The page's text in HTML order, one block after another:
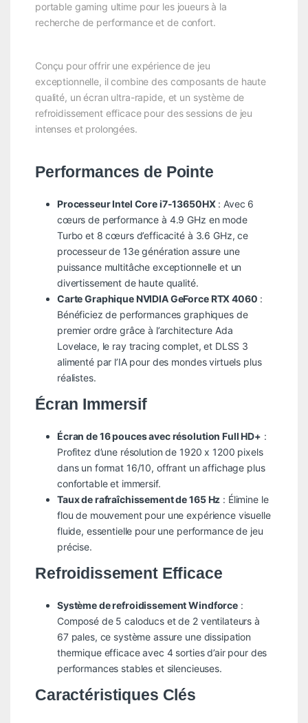
portable gaming ultime pour les joueurs à la
recherche de performance et de confort.
Conçu pour offrir une expérience de jeu
exceptionnelle, il combine des composants de haute
qualité, un écran ultra-rapide, et un système de
refroidissement efficace pour des sessions de jeu
intenses et prolongées.
Performances de Pointe
Processeur Intel Core i7-13650HX: Avec 6
cœurs de performance à 4.9 GHz en mode
Turbo et 8 cœurs d’efficacité à 3.6 GHz, ce
processeur de 13e génération assure une
puissance multitâche exceptionnelle et un
divertissement de haute qualité.
Carte Graphique NVIDIA GeForce RTX 4060 :
Bénéficiez de performances graphiques de
premier ordre grâce à l’architecture Ada
Lovelace, le ray tracing complet, et DLSS 3
alimenté par l’IA pour des mondes virtuels plus
réalistes.
Écran Immersif
Écran de 16 pouces avec résolution Full HD+ :
Profitez d’une résolution de 1920 x 1200 pixels
dans un format 16/10, offrant un affichage plus
confortable et immersif.
Taux de rafraîchissement de 165 Hz : Élimine le
flou de mouvement pour une expérience visuelle
fluide, essentielle pour une performance de jeu
précise.
Refroidissement Efficace
Système de refroidissement Windforce:
Composé de 5 caloducs et de 2 ventilateurs à
67 pales, ce système assure une dissipation
thermique efficace avec 4 sorties d’air pour des
performances stables et silencieuses.
Caractéristiques Clés